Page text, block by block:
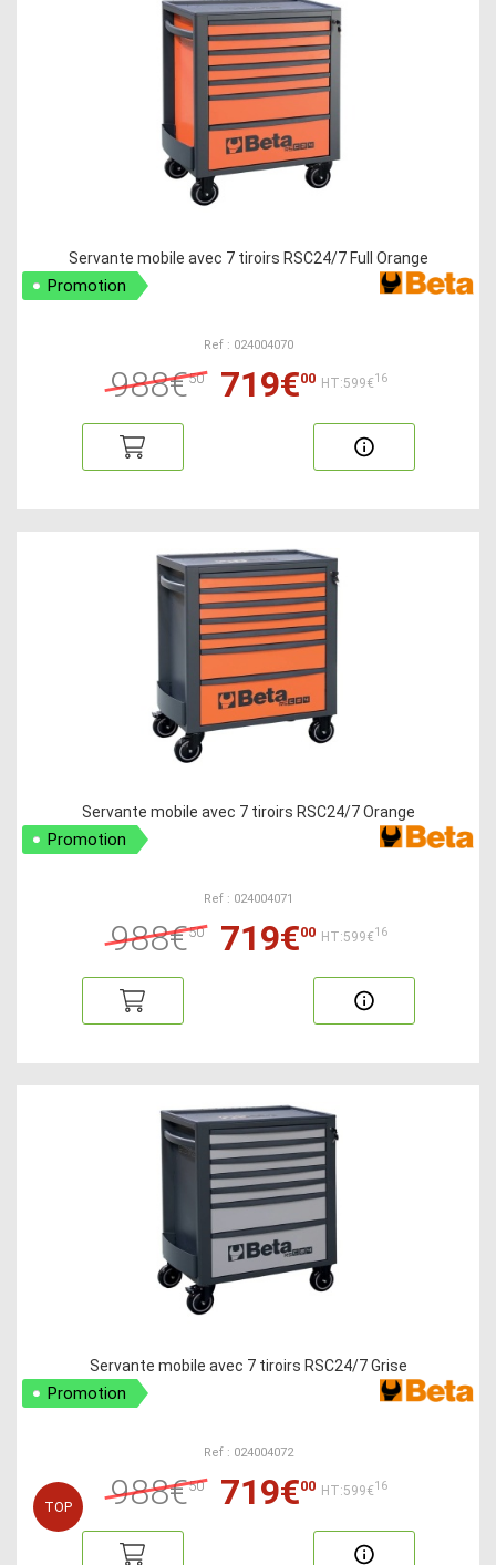
Servante mobile avec 7 tiroirs RSC24/7 Full Orange
Promotion
Ref : 024004070
988€50 719€00 HT:599€16
Servante mobile avec 7 tiroirs RSC24/7 Orange
Promotion
Ref : 024004071
988€50 719€00 HT:599€16
Servante mobile avec 7 tiroirs RSC24/7 Grise
Promotion
Ref : 024004072
988€50 719€00 HT:599€16
TOP